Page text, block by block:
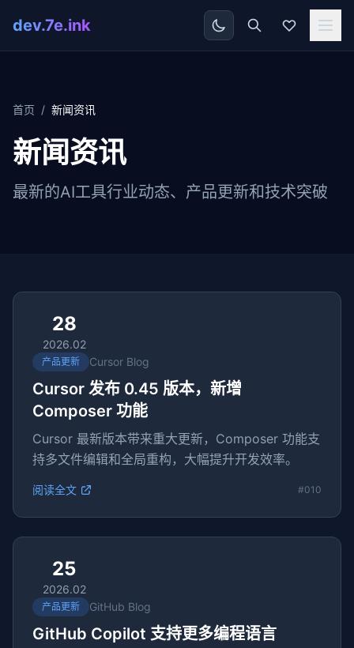
dev.7e.ink
首页 / 新闻资讯
新闻资讯
最新的AI工具行业动态、产品更新和技术突破
28
2026.02
产品更新 Cursor Blog
Cursor 发布 0.45 版本，新增
Composer 功能
Cursor 最新版本带来重大更新，Composer 功能支
持多文件编辑和全局重构，大幅提升开发效率。
阅读全文 #010
25
2026.02
产品更新 GitHub Blog
GitHub Copilot 支持更多编程语言